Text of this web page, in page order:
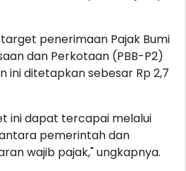
penerimaan Pajak Bumi
dan Perkotaan (PBB-P2)
ini ditetapkan sebesar Rp 2,7
ini dapat tercapai melalui
pemerintah dan
wajib pajak," ungkapnya.